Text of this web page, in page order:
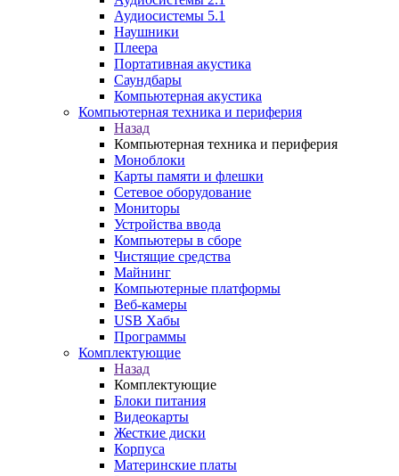
Аудиосистемы 5.1
Наушники
Плеера
Портативная акустика
Саундбары
Компьютерная акустика
Компьютерная техника и периферия
Назад
Компьютерная техника и периферия
Моноблоки
Карты памяти и флешки
Сетевое оборудование
Мониторы
Устройства ввода
Компьютеры в сборе
Чистящие средства
Майнинг
Компьютерные платформы
Веб-камеры
USB Хабы
Программы
Комплектующие
Назад
Комплектующие
Блоки питания
Видеокарты
Жесткие диски
Корпуса
Материнские платы